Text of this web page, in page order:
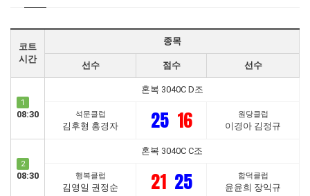
코트
시간
종목
선수 점수 선수
1
08:30
혼복 3040C D조
석문클럽
김후형 홍경자 25 16 원당클럽
이경아 김정규
2
08:30
혼복 3040C C조
행복클럽
김영일 권정순 21 25 합덕클럽
윤윤희 장익규